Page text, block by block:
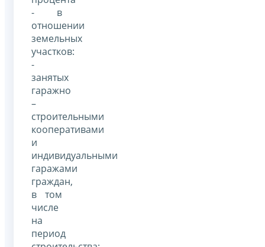
- в
отношении
земельных
участков:
-
занятых
гаражно
–
строительными
кооперативами
и
индивидуальными
гаражами
граждан,
в том
числе
на
период